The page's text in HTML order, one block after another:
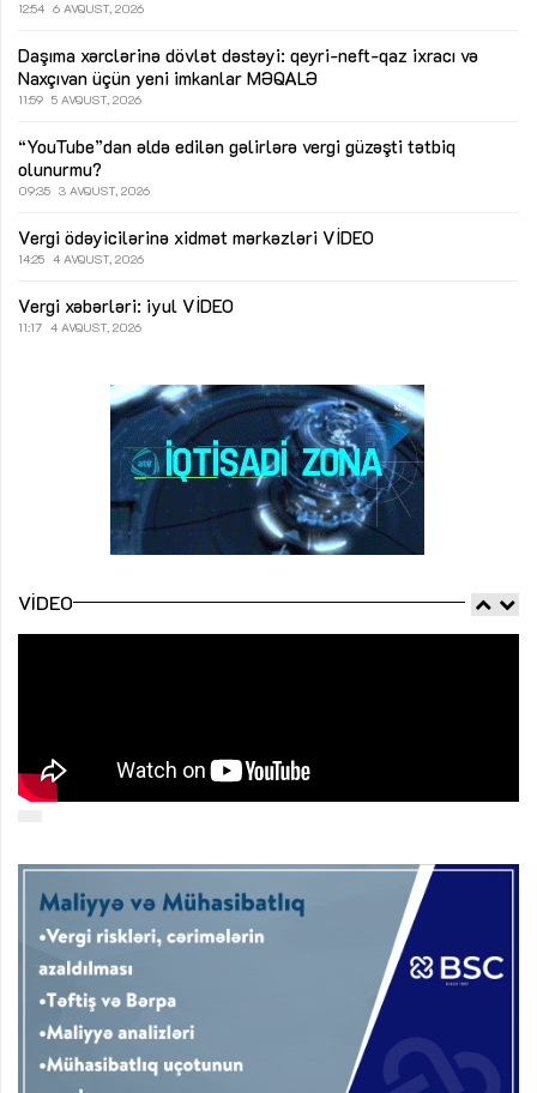
12:54 6 AVQUST, 2026
Daşıma xərclərinə dövlət dəstəyi: qeyri-neft-qaz ixracı və
Naxçıvan üçün yeni imkanlar MƏQALƏ
11:59 5 AVQUST, 2026
“YouTube”dan əldə edilən gəlirlərə vergi güzəşti tətbiq
olunurmu?
09:35 3 AVQUST, 2026
Vergi ödəyicilərinə xidmət mərkəzləri VİDEO
14:25 4 AVQUST, 2026
Vergi xəbərləri: iyul VİDEO
11:17 4 AVQUST, 2026
VIDEO